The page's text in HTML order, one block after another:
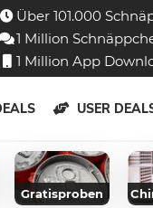
Über 101.000
1 Million
1 Million App
USER
Gratisproben